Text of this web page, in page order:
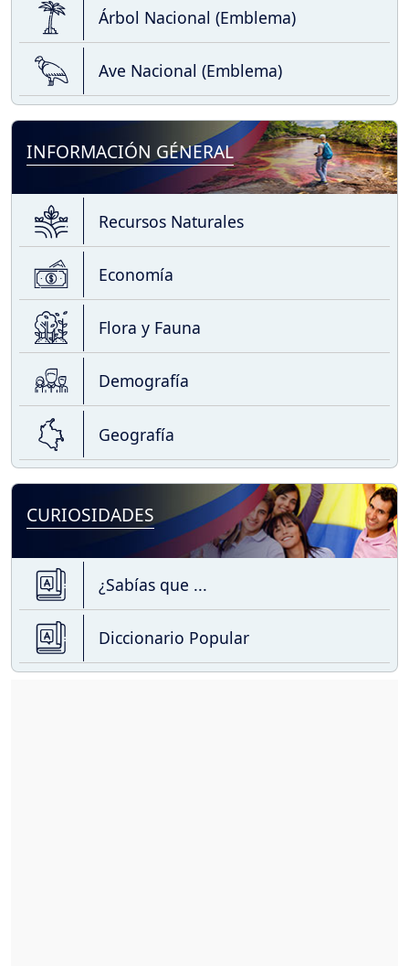
Árbol Nacional (Emblema)
Ave Nacional (Emblema)
INFORMACIÓN GÉNERAL
Recursos Naturales
Economía
Flora y Fauna
Demografía
Geografía
CURIOSIDADES
¿Sabías que ...
Diccionario Popular